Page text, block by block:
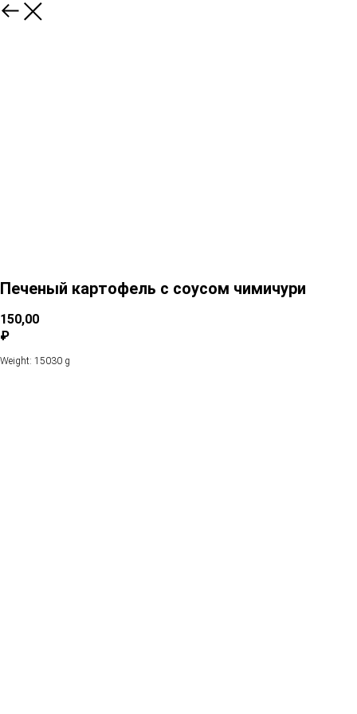
Печеный картофель с соусом чимичури
150,00
₽
Weight: 15030 g